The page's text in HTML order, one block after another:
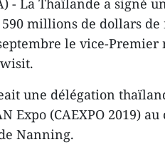
- La Thaïlande a signé
millions de dollars de
le vice-
une délégation
Expo (CAEXPO 2019)
Nanning.